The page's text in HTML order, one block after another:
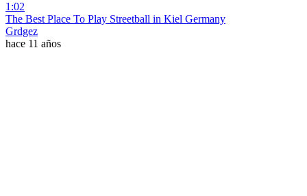
1:02
The Best Place To Play Streetball in Kiel Germany
Grdgez
hace 11 años